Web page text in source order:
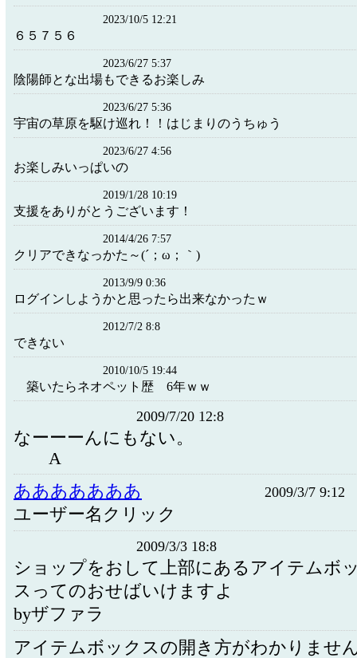
2023/10/5 12:21
６５７５６
2023/6/27 5:37
陰陽師とな出場もできるお楽しみ
2023/6/27 5:36
宇宙の草原を駆け巡れ！！はじまりのうちゅう
2023/6/27 4:56
お楽しみいっぱいの
2019/1/28 10:19
支援をありがとうございます！
2014/4/26 7:57
クリアできなっかた～(´；ω；｀)
2013/9/9 0:36
ログインしようかと思ったら出来なかったｗ
2012/7/2 8:8
できない
2010/10/5 19:44
築いたらネオペット歴 6年ｗｗ
2009/7/20 12:8
なーーーんにもない
A
あああああああ
2009/3/7 9:12
ユーザー名クリック
2009/3/3 18:8
ショップをおして上部にあるアイテムボ
スってのおせばいけますよ
byザファラ
アイテムボックスの開き方がわかりませ